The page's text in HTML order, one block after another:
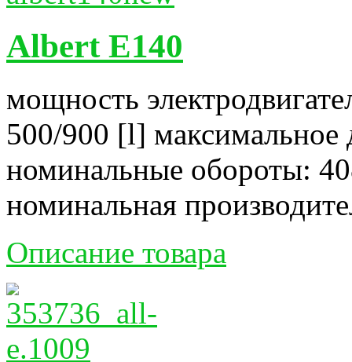
Albert E140
мощность
500/900 [l] максимальное
номинальные обороты:
номинальная
Описание товара